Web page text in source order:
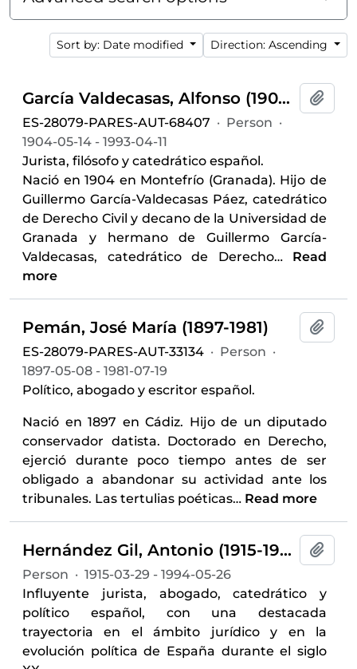
Sort by: Date modified Direction: Ascending
García Valdecasas, Alfonso (1904-1993)
ES-28079-PARES-AUT-68407 · Person ·
1904-05-14 - 1993-04-11
Jurista, filósofo y catedrático español.
Nació en 1904 en Montefrío (Granada). Hijo de
Guillermo García-Valdecasas Páez, catedrático
de Derecho Civil y decano de la Universidad de
Granada y hermano de Guillermo García-
Valdecasas, catedrático de Derecho… Read
more
Pemán, José María (1897-1981)
ES-28079-PARES-AUT-33134 · Person ·
1897-05-08 - 1981-07-19
Político, abogado y escritor español.
Nació en 1897 en Cádiz. Hijo de un diputado
conservador datista. Doctorado en Derecho,
ejerció durante poco tiempo antes de ser
obligado a abandonar su actividad ante los
tribunales. Las tertulias poéticas… Read more
Hernández Gil, Antonio (1915-1994)
Person · 1915-03-29 - 1994-05-26
Influyente jurista, abogado, catedrático y
político español, con una destacada
trayectoria en el ámbito jurídico y en la
evolución política de España durante el siglo